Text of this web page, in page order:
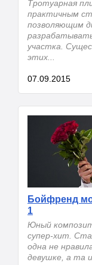
Тротуарная
практичным
позволяющим
участка.
этих...
07.09.2015
Бойфренд
1
Юный
супер-хит.
одна не
девушке, а та